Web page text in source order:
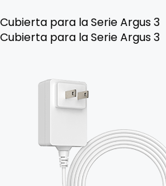
Cubierta para la Serie Argus 3
Cubierta para la Serie Argus 3